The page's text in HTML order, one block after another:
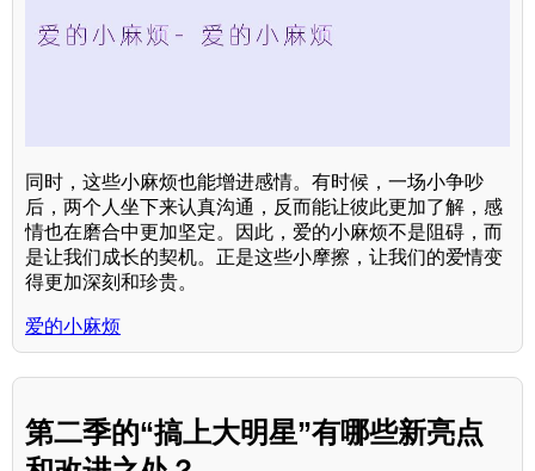
同时，这些小麻烦也能增进感情。有时候，一场小争吵
后，两个人坐下来认真沟通，反而能让彼此更加了解，感
情也在磨合中更加坚定。因此，爱的小麻烦不是阻碍，而
是让我们成长的契机。正是这些小摩擦，让我们的爱情变
得更加深刻和珍贵。
爱的小麻烦
第二季的“搞上大明星”有哪些新亮点